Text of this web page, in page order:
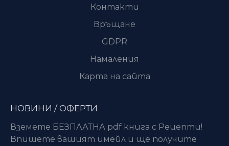
Контакти
Връщане
GDPR
Намаления
Карта на сайта
НОВИНИ / ОФЕРТИ
Вземете БЕЗПЛАТНА pdf книга с Рецепти!
Впишете вашият имейл и ще получите